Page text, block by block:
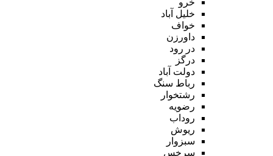
خلیل آباد
خواف
داورزن
در رود
درگز
دولت آباد
رباط سنگ
رشتخوار
رضویه
روداب
ریوش
سبزوار
سرخس